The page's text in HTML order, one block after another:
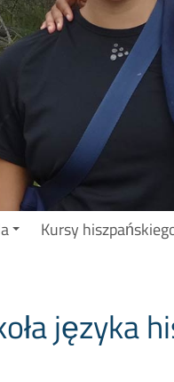
Kursy
języka